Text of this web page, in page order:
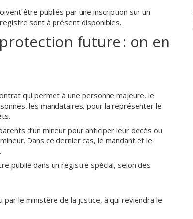
être publiés par une inscription sur un
sont à présent disponibles.
future : on en
qui permet à une personne majeure, le
les mandataires, pour la représenter le
d’un mineur pour anticiper leur décès ou
Dans ce dernier cas, le mandant et le
publié dans un registre spécial, selon des
le ministère de la justice, à qui reviendra le